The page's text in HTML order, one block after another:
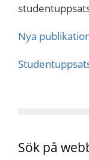
Nya
Sök på